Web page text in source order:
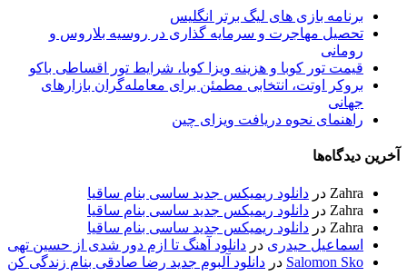
برنامه بازی های لیگ برتر انگلیس
تحصیل مهاجرت و سرمایه گذاری در روسیه بلاروس و
رومانی
قیمت تور کوبا و هزینه ویزا کوبا، شرایط تور اقساطی باکو
بروکر اوتت، انتخابی مطمئن برای معامله‌گران بازارهای
جهانی
راهنمای نحوه دریافت ویزای چین
دیدگاه‌ها
Zahraدردانلود ریمیکس جدید ساسی بنام ساقیا
Zahraدردانلود ریمیکس جدید ساسی بنام ساقیا
Zahraدردانلود ریمیکس جدید ساسی بنام ساقیا
اسماعیل حیدریدردانلود آهنگ تا ازم دور شدی از حسین تهی
Salomon Skoدردانلود آلبوم جدید رضا صادقی بنام زندگی کن